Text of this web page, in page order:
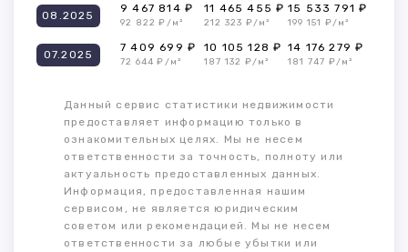
08.2025
9 467 814 ₽
92 822 ₽/м²
11 465 455 ₽
212 323 ₽/м²
15 533 791 ₽
199 151 ₽/м²
07.2025
7 409 699 ₽
72 644 ₽/м²
10 105 128 ₽
187 132 ₽/м²
14 176 279 ₽
181 747 ₽/м²
Данный сервис статистики недвижимости
предоставляет информацию только в
ознакомительных целях. Мы не несем
ответственности за точность, полноту или
актуальность предоставленных данных.
Информация, предоставленная нашим
сервисом, не является юридическим
советом или рекомендацией. Мы не несем
ответственности за любые убытки или